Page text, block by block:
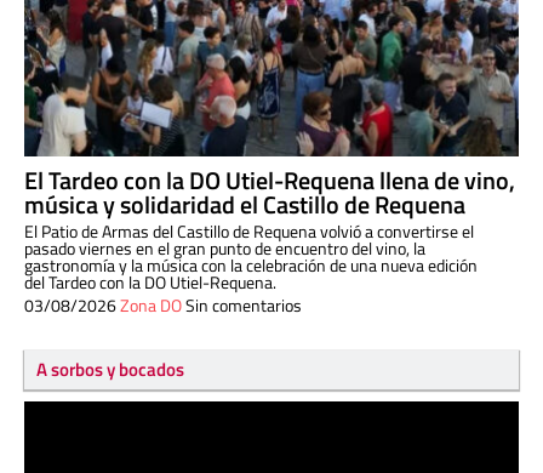
El Tardeo con la DO Utiel-Requena llena de vino,
música y solidaridad el Castillo de Requena
El Patio de Armas del Castillo de Requena volvió a convertirse el
pasado viernes en el gran punto de encuentro del vino, la
gastronomía y la música con la celebración de una nueva edición
del Tardeo con la DO Utiel-Requena.
03/08/2026Zona DOSin comentarios
A sorbos y bocados